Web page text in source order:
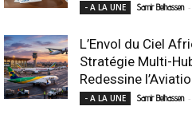
- A LA UNE Samir Belhassen -
L’Envol du Ciel
Stratégie Multi-
Redessine
- A LA UNE Samir Belhassen -